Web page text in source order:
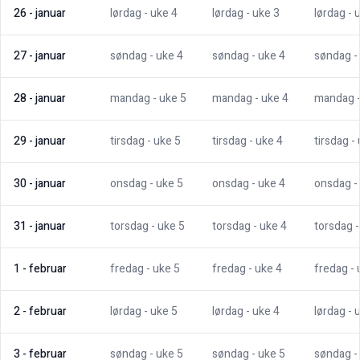
26-januar lørdag - uke4 lørdag - uke3 lørdag -
27-januar søndag - uke4 søndag - uke4 søndag
28-januar mandag - uke 5 mandag - uke4 mandag
29-januar tirsdag - uke 5 tirsdag - uke4 tirsdag -
30-januar onsdag - uke 5 onsdag - uke4 onsdag
31 -januar torsdag - uke 5 torsdag - uke4 torsdag
1 -februar fredag - uke 5 fredag - uke4 fredag -
2-februar lørdag - uke 5 lørdag - uke4 lørdag -
3 -februar søndag - uke 5 søndag - uke 5 søndag